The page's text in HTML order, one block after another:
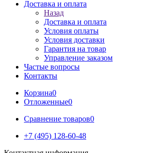
Доставка и оплата
Назад
Доставка и оплата
Условия оплаты
Условия доставки
Гарантия на товар
Управление заказом
Частые вопросы
Контакты
Корзина0
Отложенные0
Сравнение товаров0
+7 (495) 128-60-48